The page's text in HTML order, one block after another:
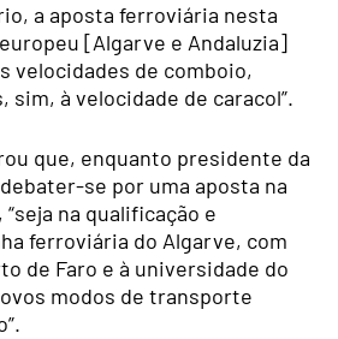
a aposta ferroviária nesta
[Algarve e Andaluzia]
velocidades de comboio,
sim, à velocidade de caracol”.
que, enquanto presidente da
se por uma aposta na
na qualificação e
ferroviária do Algarve, com
de Faro e à universidade do
modos de transporte